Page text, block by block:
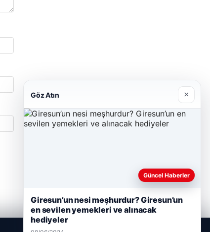
Göz Atın ×
Güncel Haberler
Giresun’un nesi meşhurdur? Giresun’un
en sevilen yemekleri ve alınacak
hediyeler